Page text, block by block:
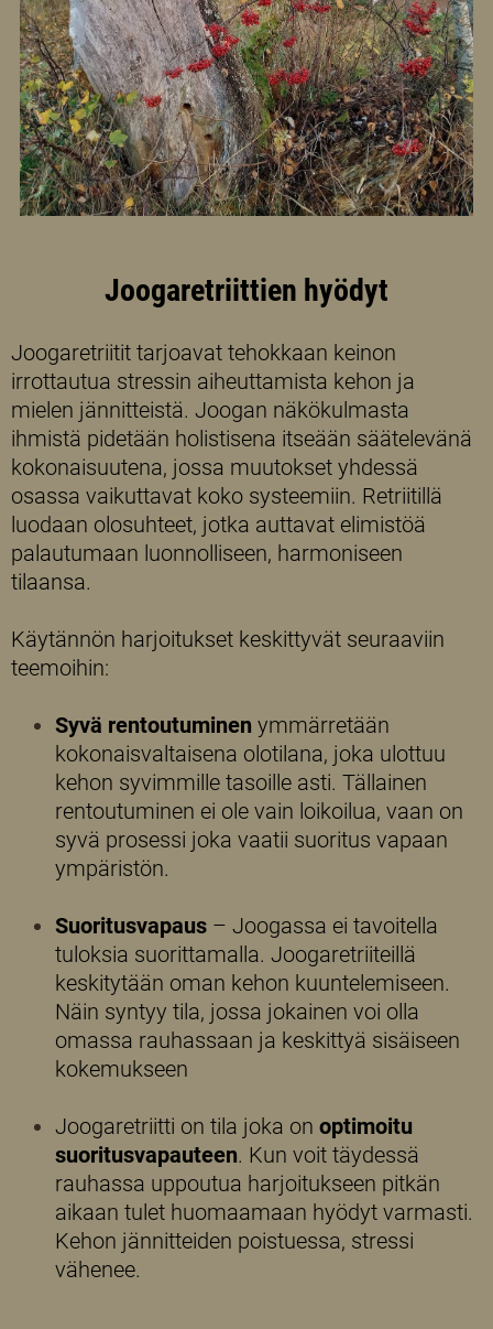
Joogaretriittien hyödyt
Joogaretriitit tarjoavat tehokkaan keinon
irrottautua stressin aiheuttamista kehon ja
mielen jännitteistä. Joogan näkökulmasta
ihmistä pidetään holistisena itseään säätelevänä
kokonaisuutena, jossa muutokset yhdessä
osassa vaikuttavat koko systeemiin. Retriitillä
luodaan olosuhteet, jotka auttavat elimistöä
palautumaan luonnolliseen, harmoniseen
tilaansa.
Käytännön harjoitukset keskittyvät seuraaviin
teemoihin:
Syvä rentoutuminen ymmärretään
kokonaisvaltaisena olotilana, joka ulottuu
kehon syvimmille tasoille asti. Tällainen
rentoutuminen ei ole vain loikoilua, vaan on
syvä prosessi joka vaatii suoritus vapaan
ympäristön.
Suoritusvapaus – Joogassa ei tavoitella
tuloksia suorittamalla. Joogaretriiteillä
keskitytään oman kehon kuuntelemiseen.
Näin syntyy tila, jossa jokainen voi olla
omassa rauhassaan ja keskittyä sisäiseen
kokemukseen
Joogaretriitti on tila joka on optimoitu
suoritusvapauteen. Kun voit täydessä
rauhassa uppoutua harjoitukseen pitkän
aikaan tulet huomaamaan hyödyt varmasti.
Kehon jännitteiden poistuessa, stressi
vähenee.